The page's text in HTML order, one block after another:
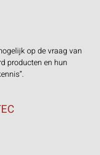
op de vraag van
producten en hun